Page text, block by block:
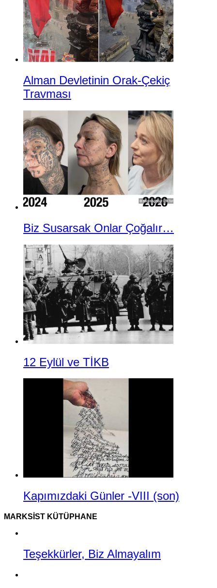
Alman Devletinin Orak-Çekiç
Travması
Biz Susarsak Onlar Çoğalır…
12 Eylül ve TİKB
Kapımızdaki Günler -VIII (son)
MARKSIST KÜTÜPHANE
Teşekkürler, Biz Almayalım